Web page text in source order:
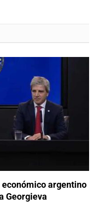
argentino
Georgieva